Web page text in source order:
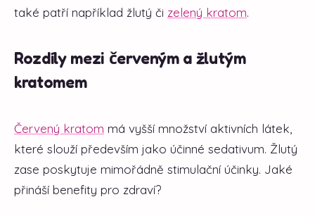
také patří například žlutý či zelený kratom.
Rozdíly mezi červeným a žlutým
kratomem
Červený kratom má vyšší množství aktivních látek,
které slouží především jako účinné sedativum. Žlutý
zase poskytuje mimořádně stimulační účinky. Jaké
přináší benefity pro zdraví?